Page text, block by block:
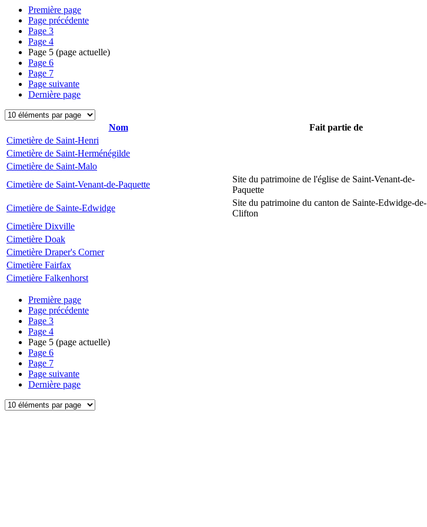
Première page
Page précédente
Page 3
Page 4
Page 5 (page actuelle)
Page 6
Page 7
Page suivante
Dernière page
Nom Fait partie de
Cimetière de Saint-Henri
Cimetière de Saint-Herménégilde
Cimetière de Saint-Malo
Cimetière de Saint-Venant-de-Paquette
Site du patrimoine de l'église de Saint-Venant-de-
Paquette
Cimetière de Sainte-Edwidge
Site du patrimoine du canton de Sainte-Edwidge-de-
Clifton
Cimetière Dixville
Cimetière Doak
Cimetière Draper's Corner
Cimetière Fairfax
Cimetière Falkenhorst
Première page
Page précédente
Page 3
Page 4
Page 5 (page actuelle)
Page 6
Page 7
Page suivante
Dernière page